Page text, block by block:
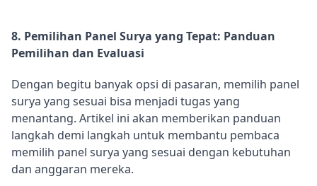
8. Pemilihan Panel Surya yang Tepat: Panduan
Pemilihan dan Evaluasi
Dengan begitu banyak opsi di pasaran, memilih panel
surya yang sesuai bisa menjadi tugas yang
menantang. Artikel ini akan memberikan panduan
langkah demi langkah untuk membantu pembaca
memilih panel surya yang sesuai dengan kebutuhan
dan anggaran mereka.